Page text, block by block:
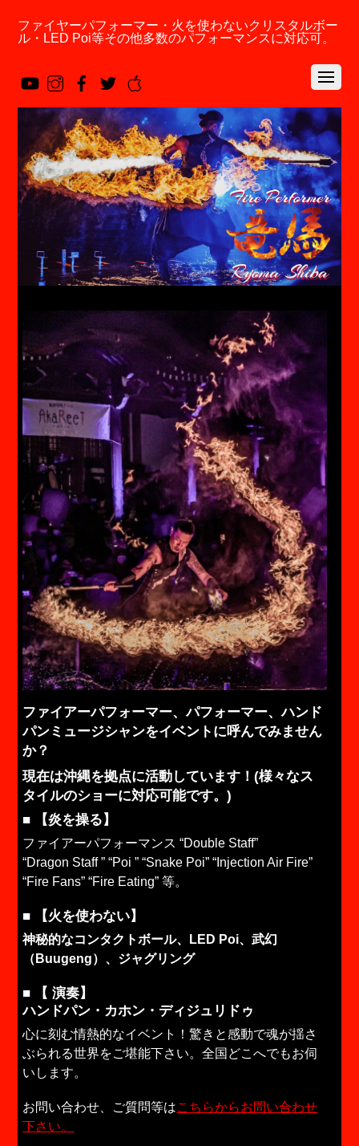
ファイヤーパフォーマー・火を使わないクリスタルボー
ル・LED Poi等その他多数のパフォーマンスに対応可。
ファイアーパフォーマー、パフォーマー、ハンド
パンミュージシャンをイベントに呼んでみません
か？
現在は沖縄を拠点に活動しています！(様々なス
タイルのショーに対応可能です。)
■ 【炎を操る】
ファイアーパフォーマンス “Double Staff”
“Dragon Staff ” “Poi ” “Snake Poi” “Injection Air Fire”
“Fire Fans” “Fire Eating” 等。
■ 【火を使わない】
神秘的なコンタクトボール、LED Poi、武幻
（Buugeng）、ジャグリング
■ 【 演奏】
ハンドパン・カホン・ディジュリドゥ
心に刻む情熱的なイベント！驚きと感動で魂が揺さ
ぶられる世界をご堪能下さい。全国どこへでもお伺
いします。
お問い合わせ、ご質問等はこちらからお問い合わせ
下さい。